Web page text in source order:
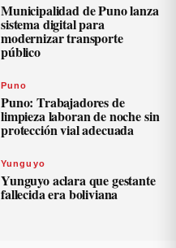
Municipalidad de Puno lanza
sistema digital para
modernizar transporte
público
Puno
Puno: Trabajadores de
limpieza laboran de noche sin
protección vial adecuada
Yunguyo
Yunguyo aclara que gestante
fallecida era boliviana